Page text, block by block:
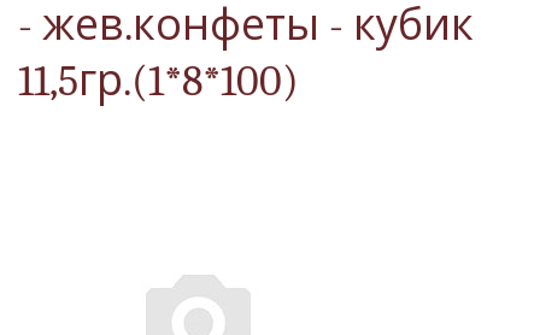
- жев.конфеты - кубик
11,5гр.(1*8*100)